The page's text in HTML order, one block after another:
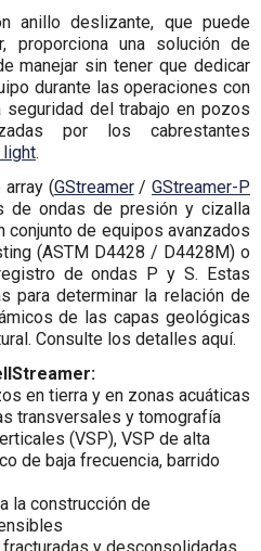
anillo deslizante, que puede
proporciona una solución de
manejar sin tener que dedicar
durante las operaciones con
del trabajo en pozos
por los cabrestantes
light.
array (GStreamer/GStreamer-P
de ondas de presión y cizalla
conjunto de equipos avanzados
(ASTM D4428 / D4428M) o
de ondas P y S. Estas
para determinar la relación de
de las capas geológicas
Consulte los detalles aquí.
en tierra y en zonas acuáticas
transversales y tomografía
(VSP), VSP de alta
de baja frecuencia, barrido
la construcción de